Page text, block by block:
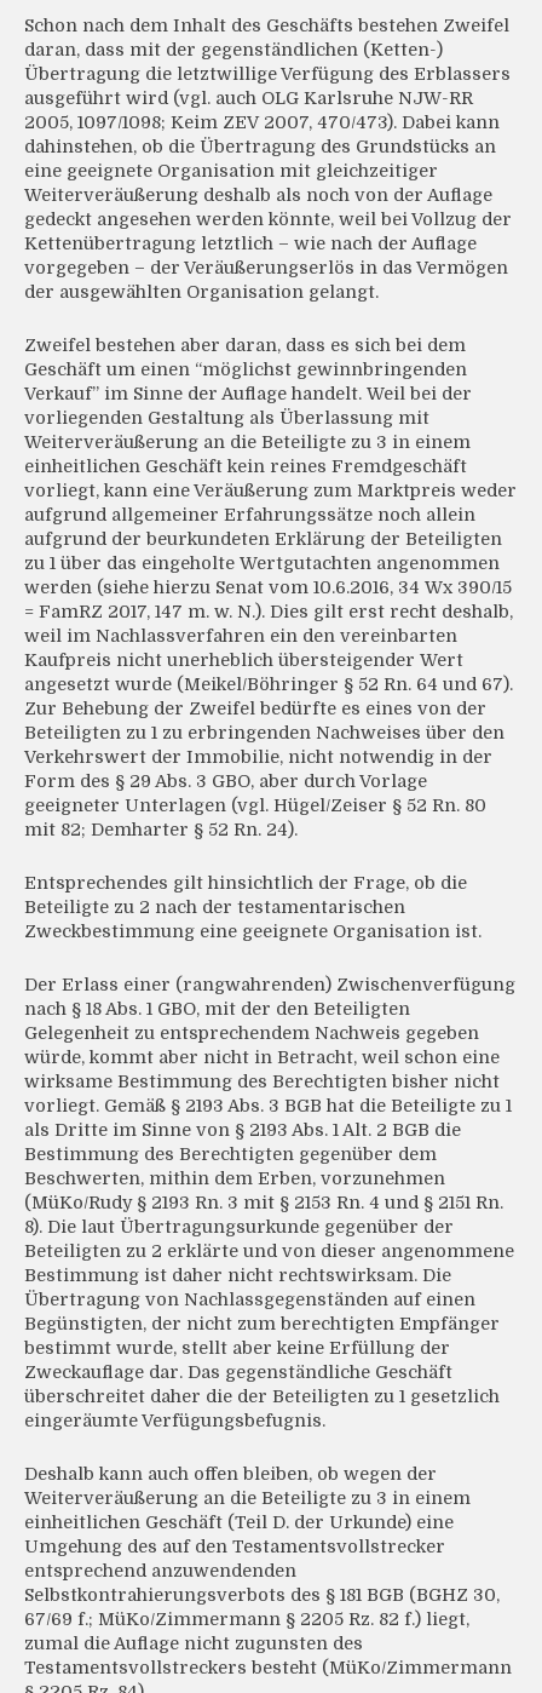
Schon nach dem Inhalt des Geschäfts bestehen Zweifel
daran, dass mit der gegenständlichen (Ketten-)
Übertragung die letztwillige Verfügung des Erblassers
ausgeführt wird (vgl. auch OLG Karlsruhe NJW-RR
2005, 1097/1098; Keim ZEV 2007, 470/473). Dabei kann
dahinstehen, ob die Übertragung des Grundstücks an
eine geeignete Organisation mit gleichzeitiger
Weiterveräußerung deshalb als noch von der Auflage
gedeckt angesehen werden könnte, weil bei Vollzug der
Kettenübertragung letztlich – wie nach der Auflage
vorgegeben – der Veräußerungserlös in das Vermögen
der ausgewählten Organisation gelangt.
Zweifel bestehen aber daran, dass es sich bei dem
Geschäft um einen “möglichst gewinnbringenden
Verkauf” im Sinne der Auflage handelt. Weil bei der
vorliegenden Gestaltung als Überlassung mit
Weiterveräußerung an die Beteiligte zu 3 in einem
einheitlichen Geschäft kein reines Fremdgeschäft
vorliegt, kann eine Veräußerung zum Marktpreis weder
aufgrund allgemeiner Erfahrungssätze noch allein
aufgrund der beurkundeten Erklärung der Beteiligten
zu 1 über das eingeholte Wertgutachten angenommen
werden (siehe hierzu Senat vom 10.6.2016, 34 Wx 390/15
= FamRZ 2017, 147 m. w. N.). Dies gilt erst recht deshalb,
weil im Nachlassverfahren ein den vereinbarten
Kaufpreis nicht unerheblich übersteigender Wert
angesetzt wurde (Meikel/Böhringer § 52 Rn. 64 und 67).
Zur Behebung der Zweifel bedürfte es eines von der
Beteiligten zu 1 zu erbringenden Nachweises über den
Verkehrswert der Immobilie, nicht notwendig in der
Form des § 29 Abs. 3 GBO, aber durch Vorlage
geeigneter Unterlagen (vgl. Hügel/Zeiser § 52 Rn. 80
mit 82; Demharter § 52 Rn. 24).
Entsprechendes gilt hinsichtlich der Frage, ob die
Beteiligte zu 2 nach der testamentarischen
Zweckbestimmung eine geeignete Organisation ist.
Der Erlass einer (rangwahrenden) Zwischenverfügung
nach § 18 Abs. 1 GBO, mit der den Beteiligten
Gelegenheit zu entsprechendem Nachweis gegeben
würde, kommt aber nicht in Betracht, weil schon eine
wirksame Bestimmung des Berechtigten bisher nicht
vorliegt. Gemäß § 2193 Abs. 3 BGB hat die Beteiligte zu 1
als Dritte im Sinne von § 2193 Abs. 1 Alt. 2 BGB die
Bestimmung des Berechtigten gegenüber dem
Beschwerten, mithin dem Erben, vorzunehmen
(MüKo/Rudy § 2193 Rn. 3 mit § 2153 Rn. 4 und § 2151 Rn.
8). Die laut Übertragungsurkunde gegenüber der
Beteiligten zu 2 erklärte und von dieser angenommene
Bestimmung ist daher nicht rechtswirksam. Die
Übertragung von Nachlassgegenständen auf einen
Begünstigten, der nicht zum berechtigten Empfänger
bestimmt wurde, stellt aber keine Erfüllung der
Zweckauflage dar. Das gegenständliche Geschäft
überschreitet daher die der Beteiligten zu 1 gesetzlich
eingeräumte Verfügungsbefugnis.
Deshalb kann auch offen bleiben, ob wegen der
Weiterveräußerung an die Beteiligte zu 3 in einem
einheitlichen Geschäft (Teil D. der Urkunde) eine
Umgehung des auf den Testamentsvollstrecker
entsprechend anzuwendenden
Selbstkontrahierungsverbots des § 181 BGB (BGHZ 30,
67/69 f.; MüKo/Zimmermann § 2205 Rz. 82 f.) liegt,
zumal die Auflage nicht zugunsten des
Testamentsvollstreckers besteht (MüKo/Zimmermann